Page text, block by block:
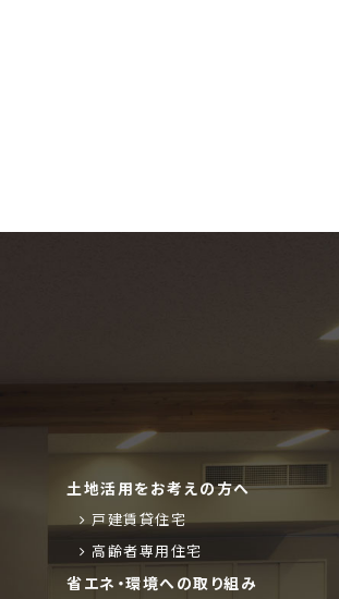
土地活用をお考えの方へ
戸建賃貸住宅
高齢者専用住宅
省エネ・環境への取り組み